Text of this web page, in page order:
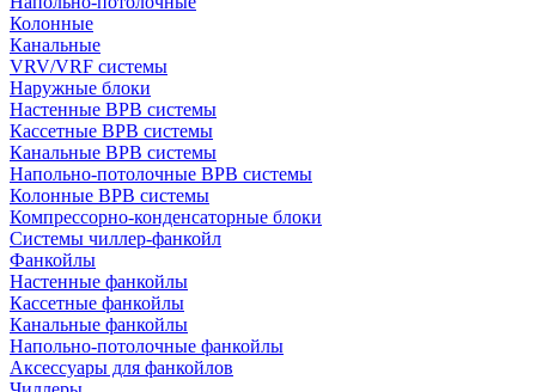
Колонные
Канальные
VRV/VRF системы
Наружные блоки
Настенные ВРВ системы
Кассетные ВРВ системы
Канальные ВРВ системы
Напольно-потолочные ВРВ системы
Колонные ВРВ системы
Компрессорно-конденсаторные блоки
Системы чиллер-фанкойл
Фанкойлы
Настенные фанкойлы
Кассетные фанкойлы
Канальные фанкойлы
Напольно-потолочные фанкойлы
Аксессуары для фанкойлов